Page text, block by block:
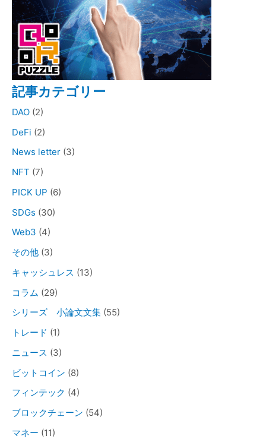
記事カテゴリー
DAO (2)
DeFi (2)
News letter (3)
NFT (7)
PICK UP (6)
SDGs (30)
Web3 (4)
その他 (3)
キャッシュレス (13)
コラム (29)
シリーズ 小論文文集 (55)
トレード (1)
ニュース (3)
ビットコイン (8)
フィンテック (4)
ブロックチェーン (54)
マネー (11)